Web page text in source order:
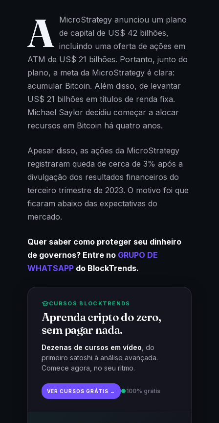
A MicroStrategy anunciou um plano
de capital de US$ 42 bilhões,
incluindo uma oferta de ações em
ATM de US$ 21 bilhões. Portanto, junto do
plano, a meta da MicroStrategy é clara:
acumular Bitcoin. Além disso, de levantar
US$ 21 bilhões em títulos de renda fixa.
Michael Saylor decidiu começar a alocar
recursos em Bitcoin há quatro anos.
Apesar disso, as ações da MicroStrategy
registraram queda de cerca de 3% após a
divulgação dos resultados financeiros do
terceiro trimestre de 2023. O motivo foi que
ficaram abaixo das expectativas do
mercado.
Quer saber como proteger seu dinheiro
de governos? Entre no GRUPO DE
WHATSAPP do BlockTrends.
CURSOS BLOCKTRENDS
Aprenda cripto do zero,
sem pagar nada.
Dezenas de cursos em vídeo , do
primeiro satoshi à análise avançada.
Comece agora, no seu ritmo.
VER CURSOS GRÁTIS → ●100% grátis